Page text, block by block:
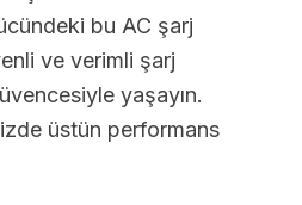
bu AC şarj
ve verimli şarj
yaşayın.
üstün performans